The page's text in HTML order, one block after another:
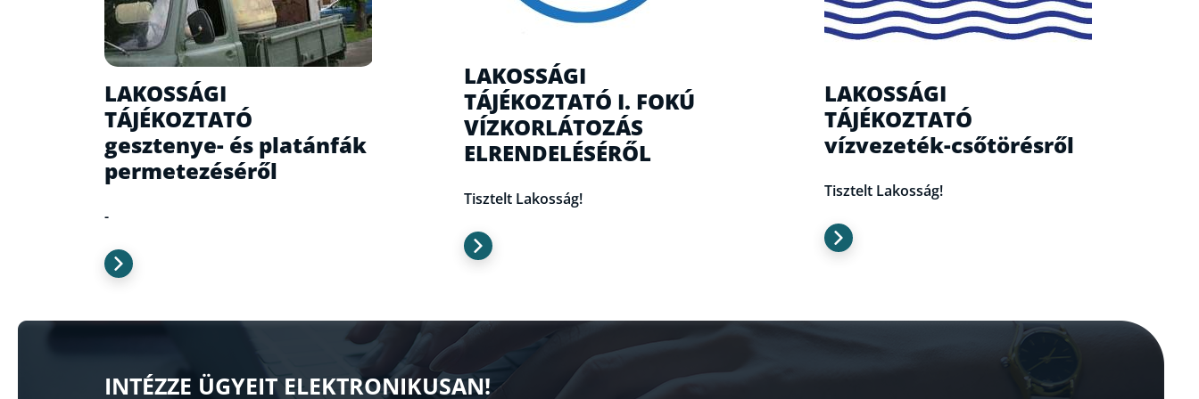
LAKOSSÁGI
TÁJÉKOZTATÓ
gesztenye- és platánfák
permetezéséről
-
LAKOSSÁGI
TÁJÉKOZTATÓ I. FOKÚ
VÍZKORLÁTOZÁS
ELRENDELÉSÉRŐL
Tisztelt Lakosság!
LAKOSSÁGI
TÁJÉKOZTATÓ
vízvezeték-csőtörésről
Tisztelt Lakosság!
INTÉZZE ÜGYEIT ELEKTRONIKUSAN!